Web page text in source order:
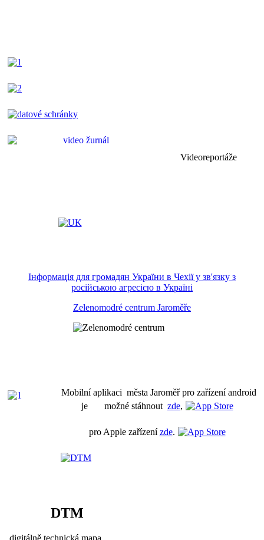
Videoreportáže
Інформація для громадян України в Чехії у зв'язку з
російською агресією в Україні
Zelenomodré centrum Jaroměře
Mobilní aplikaci města Jaroměř pro zařízení android
je možné stáhnout zde,
pro Apple zařízenízde.
DTM